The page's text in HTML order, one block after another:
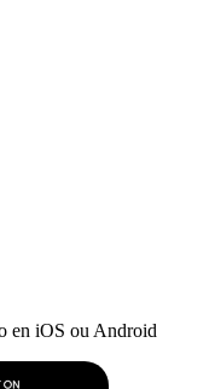
en iOS ou Android